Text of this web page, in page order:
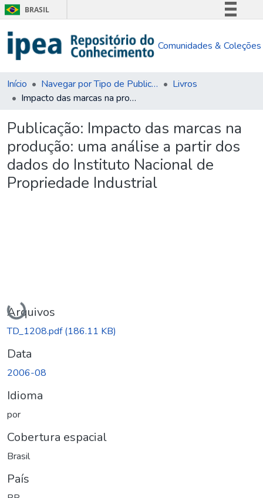
BRASIL
Comunica BR
Acesso à informação
Comunidades & Coleções
Início Navegar por Tipo de Publicação
Livros
Impacto das marcas na produção: uma análise a partir dos dados do Instituto Nacional de Propriedade Industrial
Publicação: Impacto das marcas na
produção: uma análise a partir dos
dados do Instituto Nacional de
Propriedade Industrial
Carregando...
Arquivos
TD_1208.pdf(186.11 KB)
Data
2006-08
Idioma
por
Cobertura espacial
Brasil
País